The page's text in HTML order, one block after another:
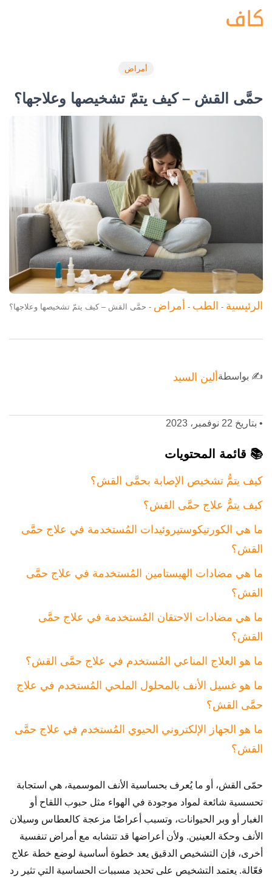
أمراض
حمَّى القش – كيف يتمّ تشخيصها وعلاجها؟
الرئيسية - الطب - أمراض - حمَّى القش – كيف يتمّ تشخيصها وعلاجها؟
✍️ بواسطةألين السيد
• بتاريخ 22 نوفمبر، 2023
📚 قائمة المحتويات
كيف يتمُّ تشخيص الإصابة بحمَّى القش؟
كيف يتمُّ علاج حمَّى القش؟
ما هي الكورتيكوستيروئيدات المُستخدمة في علاج حمَّى
القش؟
ما هي مضادات الهيستامين المُستخدمة في علاج حمَّى
القش؟
ما هي مضادات الاحتقان المُستخدمة في علاج حمَّى
القش؟
ما هو العلاج المناعي المُستخدم في علاج حمَّى القش؟
ما هو غسيل الأنف بالمحلول الملحي المُستخدم في علاج
حمَّى القش؟
ما هو الجهاز الإلكتروني الحيوي المُستخدم في علاج حمَّى
القش؟
حمّى القش، أو ما يُعرف بحساسية الأنف الموسمية، هي استجابة
تحسسية شائعة لمواد موجودة في الهواء مثل حبوب اللقاح أو
الغبار أو وبر الحيوانات، وتسبب أعراضًا مزعجة كالعطاس وسيلان
الأنف وحكة العينين. ولأن أعراضها قد تتشابه مع أمراض تنفسية
أخرى، فإن التشخيص الدقيق يعد خطوة أساسية لوضع خطة علاج
فعّالة. يعتمد التشخيص على تحديد مسببات الحساسية التي تثير رد